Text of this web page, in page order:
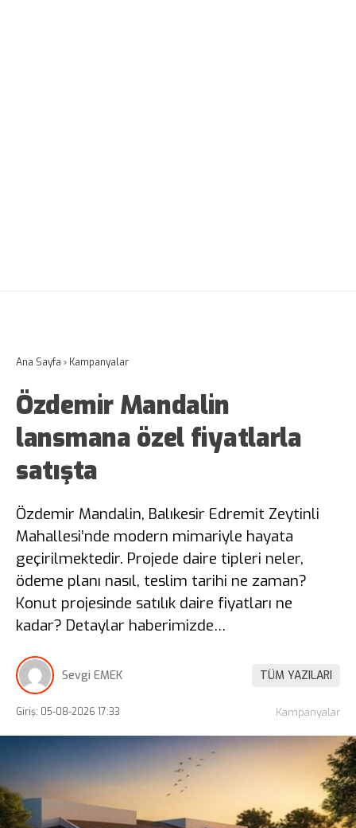
Ana Sayfa › Kampanyalar
Özdemir Mandalin
lansmana özel fiyatlarla
satışta
Özdemir Mandalin, Balıkesir Edremit Zeytinli
Mahallesi’nde modern mimariyle hayata
geçirilmektedir. Projede daire tipleri neler,
ödeme planı nasıl, teslim tarihi ne zaman?
Konut projesinde satılık daire fiyatları ne
kadar? Detaylar haberimizde…
Sevgi EMEK TÜM YAZILARI
Giriş: 05-08-2026 17:33 Kampanyalar